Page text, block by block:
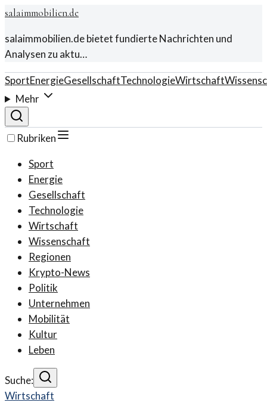
salaimmobilien.de
salaimmobilien.de bietet fundierte Nachrichten und
Analysen zu aktu…
SportEnergieGesellschaftTechnologieWirtschaft
Mehr
Rubriken
Sport
Energie
Gesellschaft
Technologie
Wirtschaft
Wissenschaft
Regionen
Krypto-News
Politik
Unternehmen
Mobilität
Kultur
Leben
Suche:
Wirtschaft